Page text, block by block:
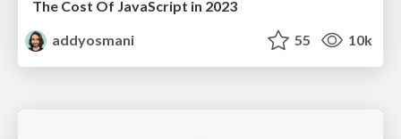
The Cost Of JavaScript in 2023
addyosmani
55 10k